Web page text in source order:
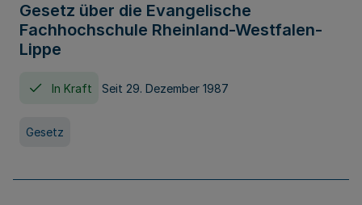
Gesetz über die Evangelische
Fachhochschule Rheinland-Westfalen-
Lippe
In Kraft Seit 29. Dezember 1987
Gesetz